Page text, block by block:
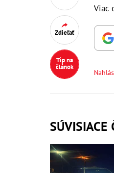
Zdieľať
Tip na
článok
Viac
SÚVISIACE